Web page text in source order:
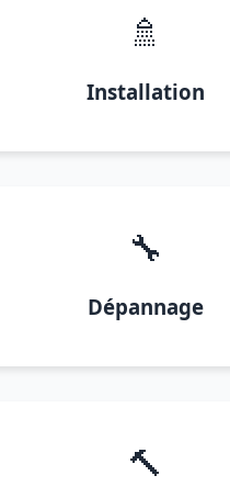
🚿
Installation
🔧
Dépannage
🔨